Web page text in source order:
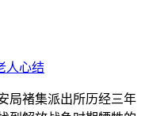
人心结
局褚集派出所历经三年